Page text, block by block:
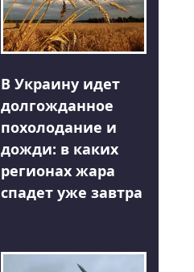
В Украину идет
долгожданное
похолодание и
дожди: в каких
регионах жара
спадет уже завтра